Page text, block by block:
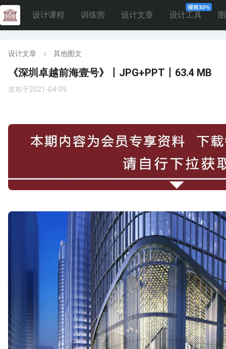
设计课程 训练营 设计文章 设计工具
设计文章 其他图文
《深圳卓越前海壹号》丨JPG+PPT丨63.4 MB
发布于2021-04-09